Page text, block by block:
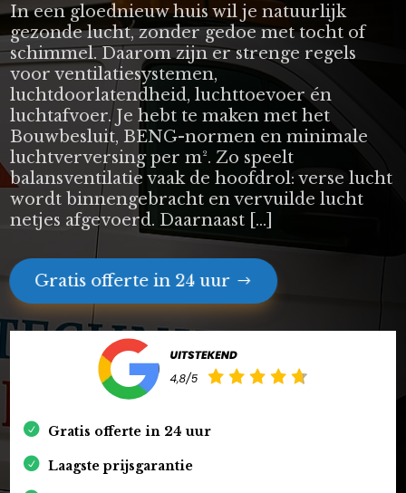
In een gloednieuw huis wil je natuurlijk
gezonde lucht, zonder gedoe met tocht of
schimmel. Daarom zijn er strenge regels
voor ventilatiesystemen,
luchtdoorlatendheid, luchttoevoer én
luchtafvoer. Je hebt te maken met het
Bouwbesluit, BENG-normen en minimale
luchtverversing per m². Zo speelt
balansventilatie vaak de hoofdrol: verse lucht
wordt binnengebracht en vervuilde lucht
netjes afgevoerd. Daarnaast […]
Gratis offerte in 24 uur
Gratis offerte in 24 uur
Laagste prijsgarantie